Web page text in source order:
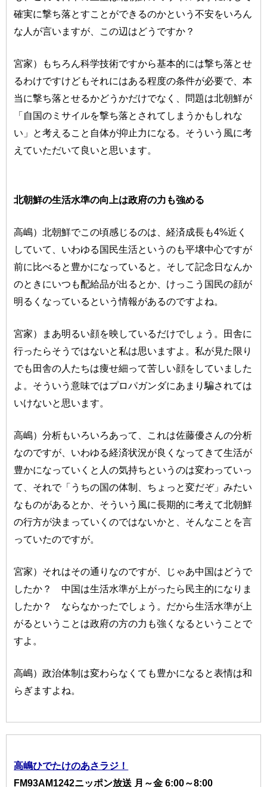
確実に撃ち落とすことができるのかという不安をいろん
な人が言いますが、この辺はどうですか？
宮家）もちろん科学技術ですから基本的には撃ち落とせ
るわけですけどもそれにはある程度の条件が必要で、本
当に撃ち落とせるかどうかだけでなく、問題は北朝鮮が
「自国のミサイルを撃ち落とされてしまうかもしれな
い」と考えること自体が抑止力になる。そういう風に考
えていただいて良いと思います。
北朝鮮の生活水準の向上は政府の力も強める
高嶋）北朝鮮でこの頃感じるのは、経済成長も4%近く
していて、いわゆる国民生活というのも平壌中心ですが
前に比べると豊かになっていると。そして記念日なんか
のときにいつも配給品が出るとか、けっこう国民の顔が
明るくなっているという情報があるのですよね。
宮家）まあ明るい顔を映しているだけでしょう。田舎に
行ったらそうではないと私は思いますよ。私が見た限り
でも田舎の人たちは痩せ細って苦しい顔をしていました
よ。そういう意味ではプロパガンダにあまり騙されては
いけないと思います。
高嶋）分析もいろいろあって、これは佐藤優さんの分析
なのですが、いわゆる経済状況が良くなってきて生活が
豊かになっていくと人の気持ちというのは変わっていっ
て、それで「うちの国の体制、ちょっと変だぞ」みたい
なものがあるとか、そういう風に長期的に考えて北朝鮮
の行方が決まっていくのではないかと、そんなことを言
っていたのですが。
宮家）それはその通りなのですが、じゃあ中国はどうで
したか？ 中国は生活水準が上がったら民主的になりま
したか？ ならなかったでしょう。だから生活水準が上
がるということは政府の方の力も強くなるということで
すよ。
高嶋）政治体制は変わらなくても豊かになると表情は和
らぎますよね。
高嶋ひでたけのあさラジ！
FM93AM1242ニッポン放送 月～金 6:00～8:00